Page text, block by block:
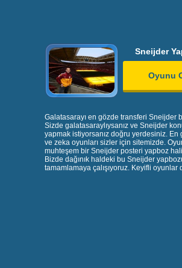
Sneijder
Oyunu
Galatasarayı en gözde transferi Sneijder
Sizde galatasaraylıysanız ve Sneijder
yapmak istiyorsanız doğru yerdesiniz. En
ve zeka oyunları sizler için sitemizde.
muhteşem bir Sneijder posteri yapboz
Bizde dağınık haldeki bu Sneijder
tamamlamaya çalışıyoruz. Keyifli oyunlar